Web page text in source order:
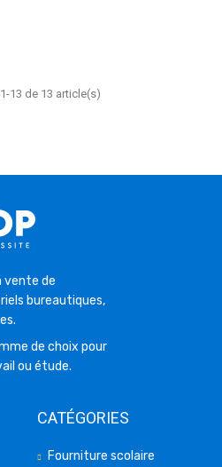
13 de 13 article(s)
vente de
bureautiques,
de choix pour
ou étude.
CATÉGORIES
Fourniture scolaire